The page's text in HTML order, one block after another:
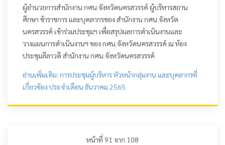
ผู้อำนวยการสำนักงาน กศน.จังหวัดนครสวรรค์ ผู้บริหารสถาน
ศึกษา ข้าราชการ และบุคลากรของ สำนักงาน กศน.จังหวัด
นครสวรรค์ เข้าร่วมประชุมฯ เพื่อสรุปผลการดำเนินงานและ
วางแผนการดำเนินงานฯ ของ กศน.จังหวัดนครสวรรค์ ณ ห้อง
ประชุมลีลาวดี สำนักงาน กศน.จังหวัดนครสวรรค์
อ่านเพิ่มเติม: การประชุมผู้บริหาร หัวหน้ากลุ่มงาน และบุคลากรที่
เกี่ยวข้อง ประจำเดือน ธันวาคม 2565
หน้าที่ 91 จาก 108